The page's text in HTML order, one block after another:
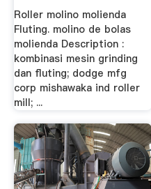
Roller molino molienda
Fluting. molino de bolas
molienda Description :
kombinasi mesin grinding
dan fluting; dodge mfg
corp mishawaka ind roller
mill; ...